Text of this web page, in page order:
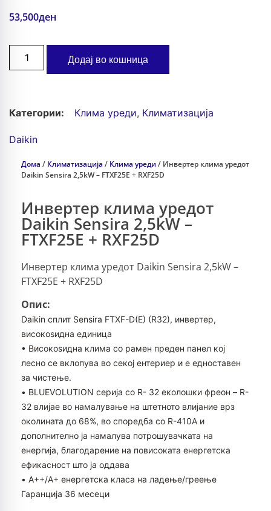
53,500ден
Додај во кошница
Категории: Клима уреди, Климатизација
Daikin
Дома / Климатизација / Клима уреди/ Инвертер клима уредот
Daikin Sensira 2,5kW – FTXF25E + RXF25D
Инвертер клима уредот
Daikin Sensira 2,5kW –
FTXF25E + RXF25D
Инвертер клима уредот Daikin Sensira 2,5kW –
FTXF25E + RXF25D
Опис:
Daikin сплит Sensira FTXF-D(E) (R32), инвертер,
високоѕидна единица
• Високоѕидна клима со рамен преден панел кој
лесно се вклопува во секој ентериер и е едноставен
за чистење.
• BLUEVOLUTION серија со R- 32 еколошки фреон – R-
32 влијае во намалување на штетното влијание врз
околината до 68%, во споредба со R-410A и
дополнително ја намалува потрошувачката на
енергија, благодарение на повисоката енергетска
ефикасност што ја оддава
• A++/А+ енергетска класа на ладење/греење
Гаранција 36 месеци